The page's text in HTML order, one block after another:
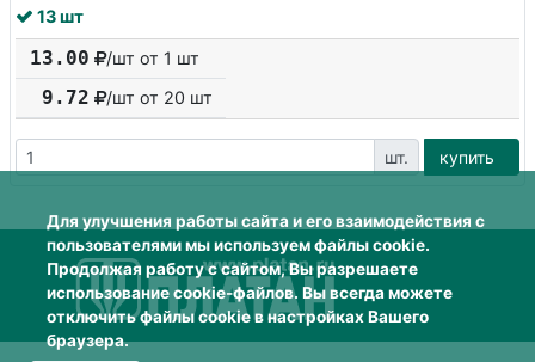
13 шт
13.00 /шт от 1 шт
9.72 /шт от 20 шт
шт. купить
Для улучшения работы сайта и его взаимодействия с
пользователями мы используем файлы cookie.
Продолжая работу с сайтом, Вы разрешаете
использование cookie-файлов. Вы всегда можете
отключить файлы cookie в настройках Вашего
браузера.